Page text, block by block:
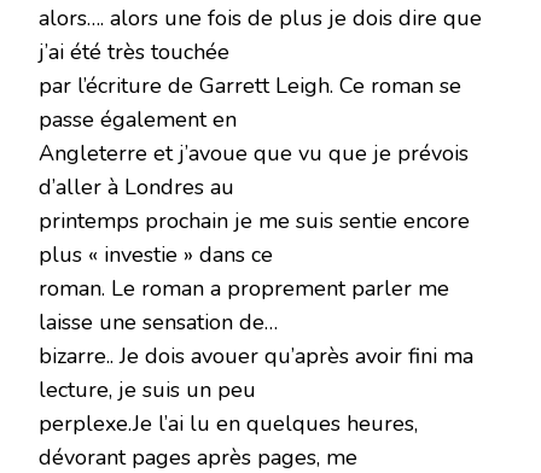
alors…. alors une fois de plus je dois dire que
j’ai été très touchée
par l’écriture de Garrett Leigh. Ce roman se
passe également en
Angleterre et j’avoue que vu que je prévois
d’aller à Londres au
printemps prochain je me suis sentie encore
plus « investie » dans ce
roman. Le roman a proprement parler me
laisse une sensation de…
bizarre.. Je dois avouer qu’après avoir fini ma
lecture, je suis un peu
perplexe.Je l’ai lu en quelques heures,
dévorant pages après pages, me